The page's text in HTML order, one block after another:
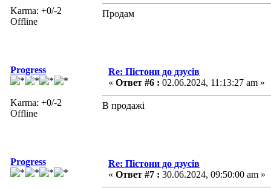
Karma: +0/-2
Offline
Продам
Progress
Karma: +0/-2
Offline
Re: Пістони до дзусів
« Ответ #6 : 02.06.2024, 11:13:27 am »
В продажі
Progress
Re: Пістони до дзусів
« Ответ #7 : 30.06.2024, 09:50:00 am »